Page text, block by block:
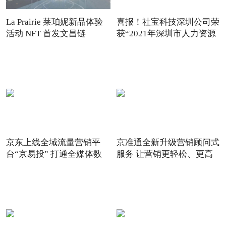
La Prairie 莱珀妮新品体验
活动 NFT 首发文昌链
喜报！社宝科技深圳公司荣
获“2021年深圳市人力资源
京东上线全域流量营销平
台“京易投” 打通全媒体数
京准通全新升级营销顾问式
服务 让营销更轻松、更高